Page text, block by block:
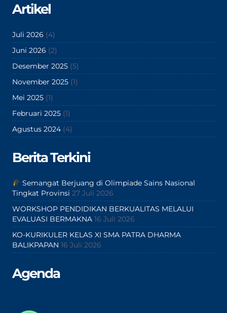
Artikel
Juli 2026 (4)
Juni 2026 (2)
Desember 2025 (5)
November 2025 (1)
Mei 2025 (1)
Februari 2025 (1)
Agustus 2024 (4)
Berita Terkini
Semangat Berjuang di Olimpiade Sains Nasional
Tingkat Provinsi 27 Juli 2026
WORKSHOP PENDIDIKAN BERKUALITAS MELALUI
EVALUASI BERMAKNA 16 Juli 2026
KO-KURIKULER KELAS XI SMA PATRA DHARMA
BALIKPAPAN 16 Juli 2026
Agenda